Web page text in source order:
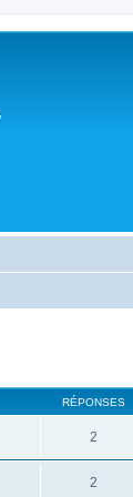
RÉPONSES
2
2